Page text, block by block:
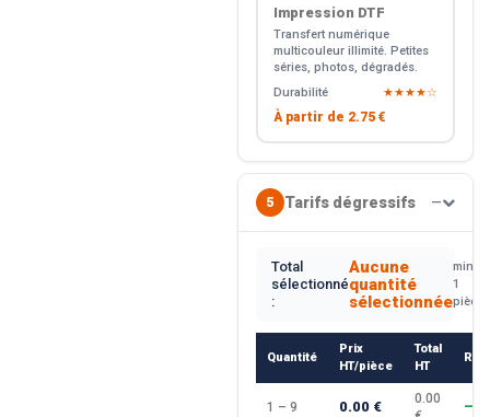
Impression DTF
Transfert numérique
multicouleur illimité. Petites
séries, photos, dégradés.
Durabilité
★★★★☆
À partir de 2.75 €
5 Tarifs dégressifs —
Total
sélectionné
:
Aucune
quantité
sélectionnée
min.
1
pièce
Quantité
Prix
HT/pièce
Total
HT
1 – 9 0.00 €
0.00
—